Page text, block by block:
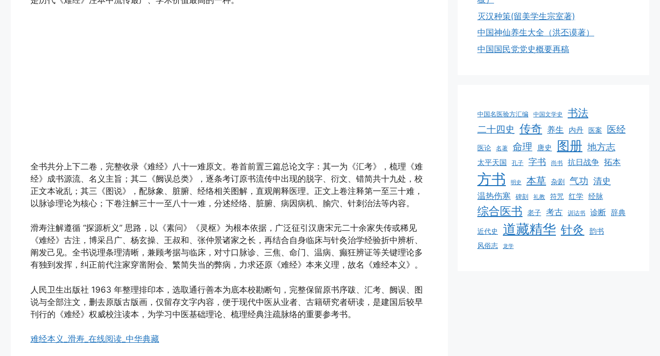
全书共分上下二卷，完整收录《难经》八十一难原文。卷首前置三篇总论文字：其一为《汇考》，梳理《难
经》成书源流、名义主旨；其二《阙误总类》，逐条考订原书流传中出现的脱字、衍文、错简共十九处，校
正文本讹乱；其三《图说》，配脉象、脏腑、经络相关图解，直观阐释医理。正文上卷注释第一至三十难，
以脉诊理论为核心；下卷注解三十一至八十一难，分述经络、脏腑、病因病机、腧穴、针刺治法等内容。
滑寿注解遵循 “探源析义” 思路，以《素问》《灵枢》为根本依据，广泛征引汉唐宋元二十余家失传或稀见
《难经》古注，博采吕广、杨玄操、王叔和、张仲景诸家之长，再结合自身临床与针灸治学经验折中辨析、
阐发己见。全书说理条理清晰，兼顾考据与临床，对寸口脉诊、三焦、命门、温病、癫狂辨证等关键理论多
有独到发挥，纠正前代注家穿凿附会、繁简失当的弊病，力求还原《难经》本来义理，故名《难经本义》。
人民卫生出版社 1963 年整理排印本，选取通行善本为底本校勘断句，完整保留原书序跋、汇考、阙误、图
说与全部注文，删去原版古版画，仅留存文字内容，便于现代中医从业者、古籍研究者研读，是建国后较早
刊行的《难经》权威校注读本，为学习中医基础理论、梳理经典注疏脉络的重要参考书。
难经本义_滑寿_在线阅读_中华典藏
灭汉种策(留美学生宗室著)
中国神仙养生大全（洪丕谟著）
中国国民党党史概要再稿
中国名医验方汇编 中国文学史 书法
二十四史 传奇 养生 内丹 医案 医经
医论 名著 命理 唐史 图册 地方志
太平天国 孔子 字书 尚书 抗日战争 拓本
方书 明史 本草 杂剧 气功 清史
温热伤寒 碑刻 礼教 符咒 红学 经脉
综合医书 老子 考古 训诂书 诊断 辞典
近代史 道藏精华 针灸 韵书
风俗志 龙学